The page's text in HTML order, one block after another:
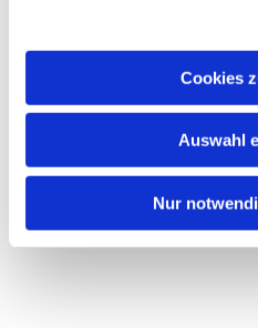
Cookies
Auswahl
Nur
Kirchengemeinde Pfarrei
Hl. Theresa von Avila Berlin
Leitender Pfarrer - Norbert
Behaimstr. 39